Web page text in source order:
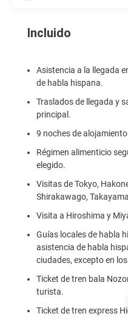
Incluido
Asistencia a la llegada
de habla hispana.
Traslados de llegada y
principal.
9 noches de
Régimen alimenticio
elegido.
Visitas de Tokyo,
Shirakawago,
Visita a Hiroshima y
Guías locales de habla
asistencia de habla
ciudades, excepto en
Ticket de tren bala
turista.
Ticket de tren express